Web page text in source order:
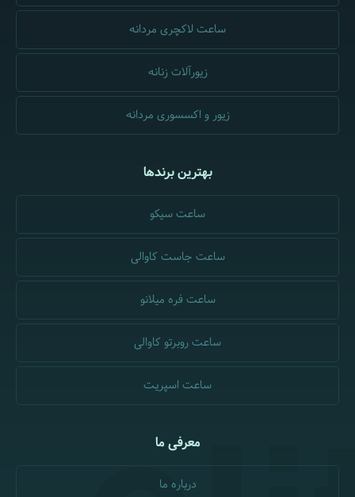
ساعت لاکچری مردانه
زیورآلات زنانه
زیور و اکسسوری مردانه
بهترین برندها
ساعت سیکو
ساعت جاست کاوالی
ساعت فره میلانو
ساعت روبرتو کاوالی
ساعت اسپریت
معرفی ما
درباره ما